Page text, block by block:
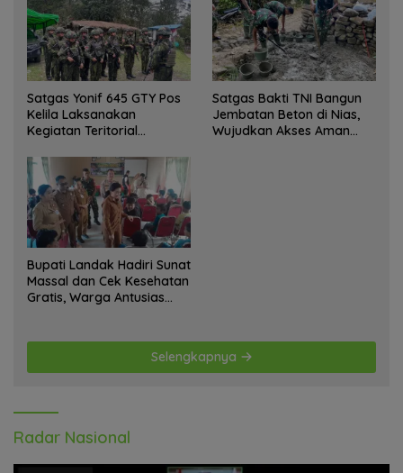
Satgas Yonif 645 GTY Pos
Kelila Laksanakan
Kegiatan Teritorial
Tokoh Adat dan Lurah
Satgas Bakti TNI Bangun
Jembatan Beton di Nias,
Wujudkan Akses Aman
Bupati Landak Hadiri Sunat
Massal dan Cek Kesehatan
Gratis, Warga Antusias
Selengkapnya
Radar Nasional